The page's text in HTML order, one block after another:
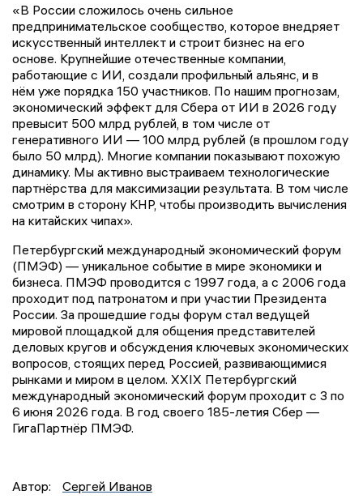
«В России сложилось очень сильное
предпринимательское сообщество, которое внедряет
искусственный интеллект и строит бизнес на его
основе. Крупнейшие отечественные компании,
работающие с ИИ, создали профильный альянс, и в
нём уже порядка 150 участников. По нашим прогнозам,
экономический эффект для Сбера от ИИ в 2026 году
превысит 500 млрд рублей, в том числе от
генеративного ИИ — 100 млрд рублей (в прошлом году
было 50 млрд). Многие компании показывают похожую
динамику. Мы активно выстраиваем технологические
партнёрства для максимизации результата. В том числе
смотрим в сторону КНР, чтобы производить вычисления
на китайских чипах».
Петербургский международный экономический форум
(ПМЭФ) — уникальное событие в мире экономики и
бизнеса. ПМЭФ проводится с 1997 года, а с 2006 года
проходит под патронатом и при участии Президента
России. За прошедшие годы форум стал ведущей
мировой площадкой для общения представителей
деловых кругов и обсуждения ключевых экономических
вопросов, стоящих перед Россией, развивающимися
рынками и миром в целом. XXIX Петербургский
международный экономический форум проходит с 3 по
6 июня 2026 года. В год своего 185-летия Сбер —
ГигаПартнёр ПМЭФ.
Автор: Сергей Иванов